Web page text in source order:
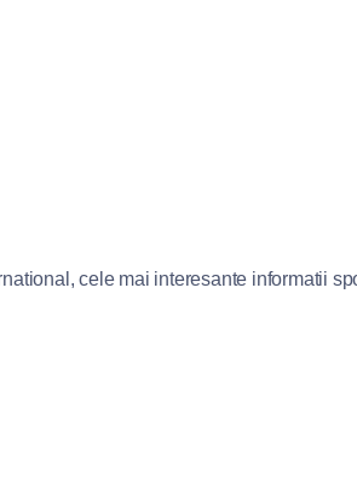
cele mai interesante informatii